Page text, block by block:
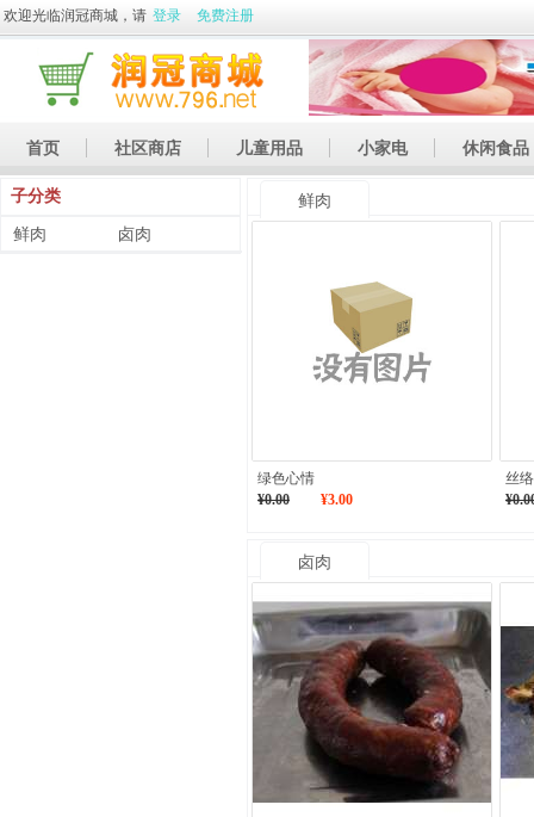
欢迎光临润冠商城，请 登录 免费注册
首页 社区商店 儿童用品 小家电 休闲食品
休闲娱乐
子分类
鲜肉 卤肉
鲜肉
绿色心情
¥0.00
¥3.00
丝
卤肉